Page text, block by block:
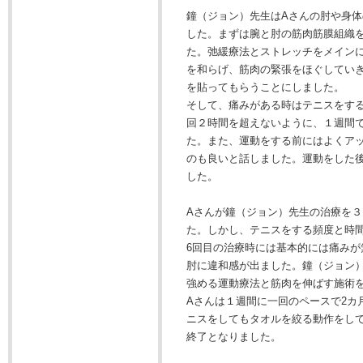
鐘（ジョン）先生はAさんの肘や身
した。まずは腕と肘の筋肉筋膜組織
た。弛緩療法とストレッチをメイン
を和らげ、筋肉の緊張をほぐしてい
を貼ってもらうことにしました。
そして、痛みがある時はテニスをす
回２時間を超えないように、１週間
た。また、運動をする前にはよくア
のも良いと話しました。運動をした
した。
Aさんが鐘（ジョン）先生の治療を
た。しかし、テニスをする頻度と時
6回目の治療時には基本的には痛み
肘に違和感が出ました。鐘（ジョン
強める運動療法と筋肉を伸ばす施術
Aさんは１週間に一回のペースで2
ニスをしてもタオルを絞る動作をし
終了となりました。